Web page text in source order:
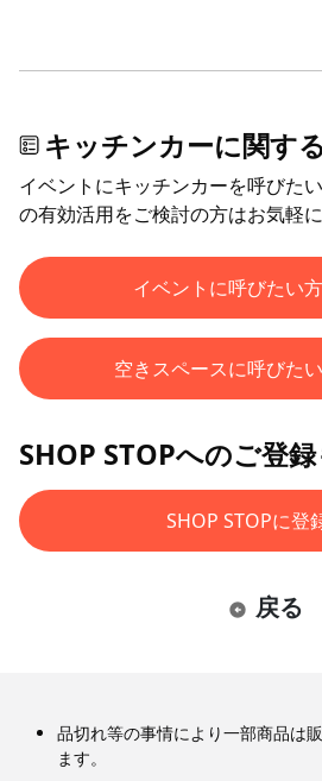
キッチンカーに関す
イベントにキッチンカーを呼びた
の有効活用をご検討の方はお気軽
イベントに呼びたい
空きスペースに呼びた
SHOP STOPへのご登録
SHOP STOPに登
戻る
品切れ等の事情により一部商品は
ます。